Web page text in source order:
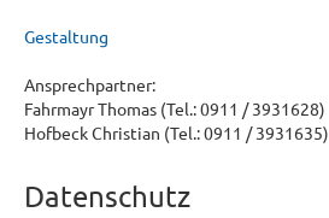
Gestaltung
Ansprechpartner:
Fahrmayr Thomas (Tel.: 0911 / 3931628)
Hofbeck Christian (Tel.: 0911 / 3931635)
Datenschutz